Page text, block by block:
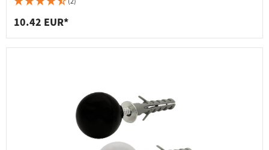
10.42 EUR*